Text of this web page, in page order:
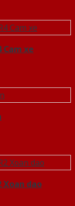
Cam xe
Xoan dao